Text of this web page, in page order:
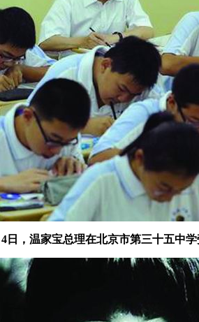
4日，温家宝总理在北京市第三十五中